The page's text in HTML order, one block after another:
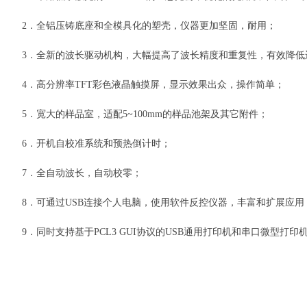
2．全铝压铸底座和全模具化的塑壳，仪器更加坚固，耐用；
3．全新的波长驱动机构，大幅提高了波长精度和重复性，有效降低
4．高分辨率TFT彩色液晶触摸屏，显示效果出众，操作简单；
5．宽大的样品室，适配5~100mm的样品池架及其它附件；
6．开机自校准系统和预热倒计时；
7．全自动波长，自动校零；
8．可通过USB连接个人电脑，使用软件反控仪器，丰富和扩展应用
9．同时支持基于PCL3 GUI协议的USB通用打印机和串口微型打印机